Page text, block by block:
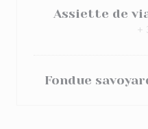
Assiette de
+
Fondue